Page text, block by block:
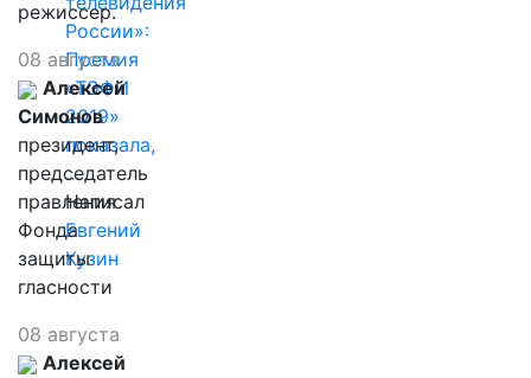
России»:
Премия
«ТЭФИ
2019»
показала,
…
Написал
Евгений
Кузин
режиссер.
08 августа
Алексей
Симонов
президент,
председатель
правления
Фонда
защиты
гласности
08 августа
Алексей